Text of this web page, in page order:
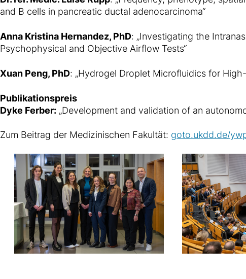
and B cells in pancreatic ductal adenocarcinoma“
Anna Kristina Hernandez, PhD: „Investigating the
Psychophysical and Objective Airflow Tests“
Xuan Peng, PhD: „Hydrogel Droplet Microfluidics for
Publikationspreis
Dyke Ferber: „Development and validation of an
Zum Beitrag der Medizinischen Fakultät: goto.ukdd.de/